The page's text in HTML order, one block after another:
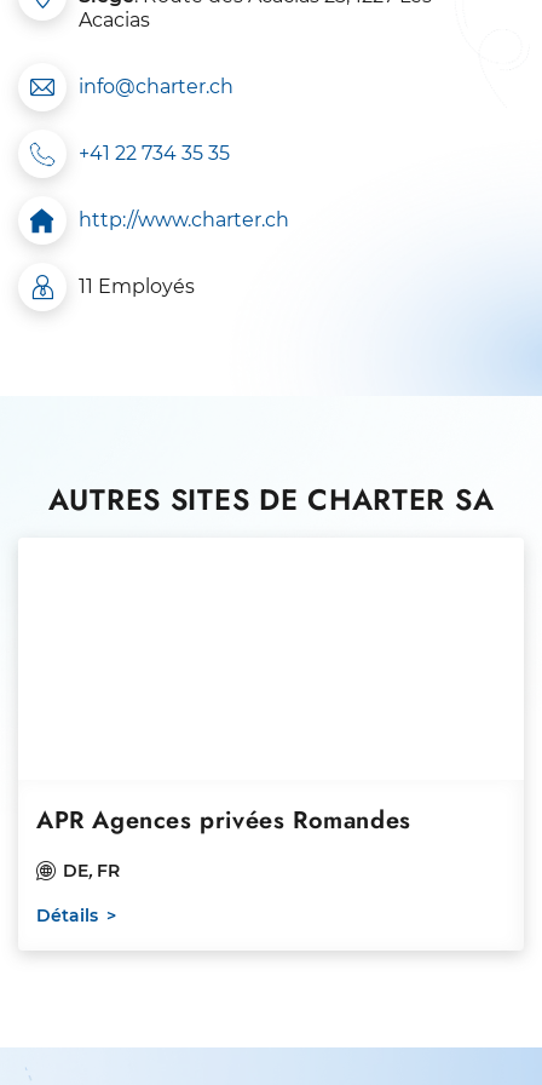
Acacias
info@charter.ch
+41 22 734 35 35
http://www.charter.ch
11 Employés
AUTRES SITES DE CHARTER SA
APR Agences privées Romandes
DE, FR
Détails